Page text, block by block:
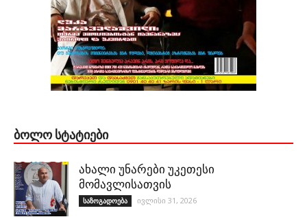
ᲑᲝᲚᲝ ᲡᲢᲐᲢᲘᲔᲑᲘ
ახალი უნარები უკეთესი
მომავლისათვის
საზოგადოება ივლისი 31, 2026